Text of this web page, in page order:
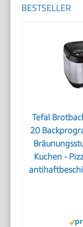
BESTSELLER
Tefal
20
Kuchen -